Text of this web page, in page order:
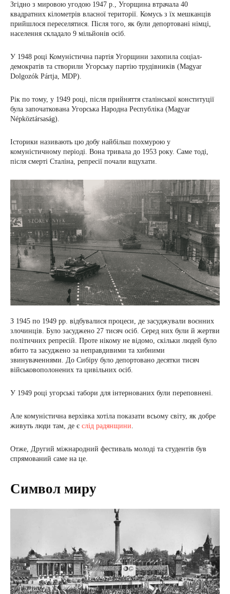
Згідно з мировою угодою 1947 р., Угорщина втрачала 40
квадратних кілометрів власної території. Комусь з їх мешканців
прийшлося переселятися. Після того, як були депортовані німці,
населення складало 9 мільйонів осіб.
У 1948 році Комуністична партія Угорщини захопила соціал-
демократів та створили Угорську партію трудівників (Magyar
Dolgozók Pártja, MDP).
Рік по тому, у 1949 році, після прийняття сталінської конституції
була започаткована Угорська Народна Республіка (Magyar
Népköztársaság).
Історики називають цю добу найбільш похмурою у
комуністичному періоді. Вона тривала до 1953 року. Саме тоді,
після смерті Сталіна, репресії почали вщухати.
З 1945 по 1949 рр. відбувалися процеси, де засуджували воєнних
злочинців. Було засуджено 27 тисяч осіб. Серед них були й жертви
політичних репресій. Проте нікому не відомо, скільки людей було
вбито та засуджено за неправдивими та хибними
звинуваченнями. До Сибіру було депортовано десятки тисяч
військовополонених та цивільних осіб.
У 1949 році угорські табори для інтернованих були переповнені.
Але комуністична верхівка хотіла показати всьому світу, як добре
живуть люди там, де є слід радянщини
Отже, Другий міжнародний фестиваль молоді та студентів був
спрямований саме на це.
Символ миру